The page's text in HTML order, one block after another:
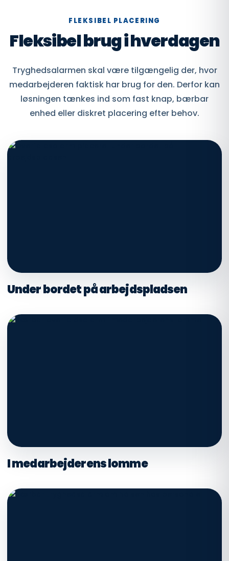
FLEKSIBEL PLACERING
Fleksibel brug i hverdagen
Tryghedsalarmen skal være tilgængelig der, hvor
medarbejderen faktisk har brug for den. Derfor kan
løsningen tænkes ind som fast knap, bærbar
enhed eller diskret placering efter behov.
Under bordet på arbejdspladsen
I medarbejderens lomme